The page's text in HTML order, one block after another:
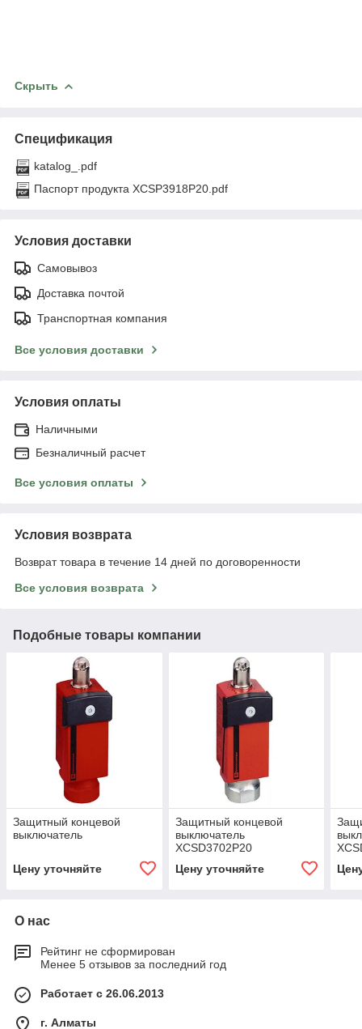
Скрыть
Спецификация
katalog_.pdf
Паспорт продукта XCSP3918P20.pdf
Условия доставки
Самовывоз
Доставка почтой
Транспортная компания
Все условия доставки
Условия оплаты
Наличными
Безналичный расчет
Все условия оплаты
Условия возврата
Возврат товара в течение 14 дней по договоренности
Все условия возврата
Подобные товары компании
Защитный концевой
выключатель
Цену уточняйте
Защитный концевой
выключатель
XCSD3702P20
Цену уточняйте
О нас
Рейтинг не сформирован
Менее 5 отзывов за последний год
Работает с 26.06.2013
г. Алматы